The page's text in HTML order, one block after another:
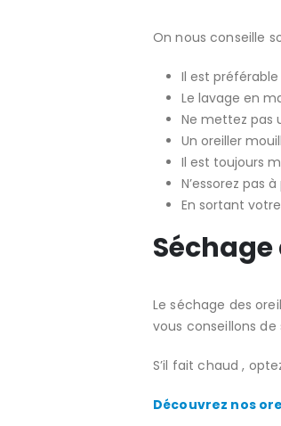
On nous conseille
Il est
Le lavage en
Ne mettez pas
Un oreiller
Il est toujours
N’essorez pas
En sortant
Séchage
Le séchage des
vous conseillons
S’il fait chaud ,
Découvrez nos